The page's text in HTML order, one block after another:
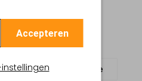
Accepteren
Lauran Suède